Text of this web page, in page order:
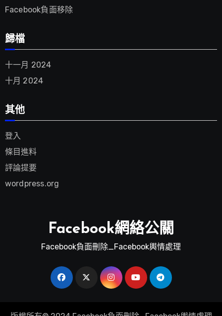
Facebook負面移除
歸檔
十一月 2024
十月 2024
其他
登入
條目進料
評論提要
wordpress.org
Facebook網絡公關
Facebook負面刪除_Facebook輿情處理